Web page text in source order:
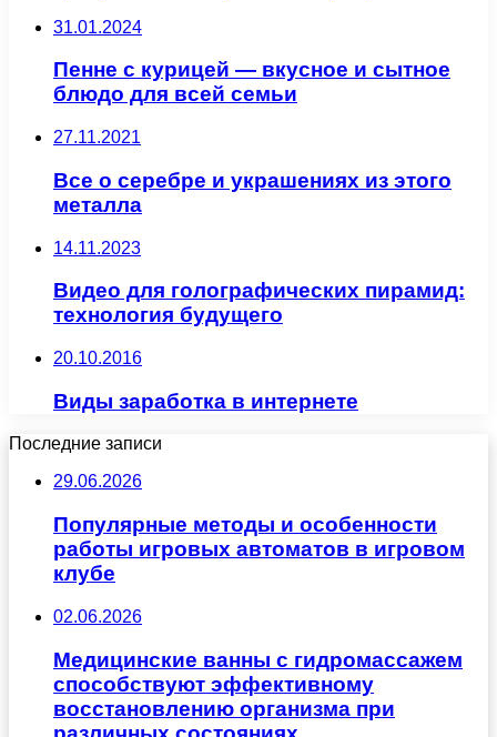
31.01.2024
Пенне с курицей — вкусное и сытное
блюдо для всей семьи
27.11.2021
Все о серебре и украшениях из этого
металла
14.11.2023
Видео для голографических пирамид:
технология будущего
20.10.2016
Виды заработка в интернете
Последние записи
29.06.2026
Популярные методы и особенности
работы игровых автоматов в игровом
клубе
02.06.2026
Медицинские ванны с гидромассажем
способствуют эффективному
восстановлению организма при